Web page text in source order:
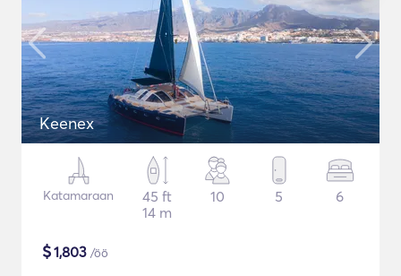
Keenex
Katamaraan
45 ft
14 m
10 5 6
$1,803 /öö